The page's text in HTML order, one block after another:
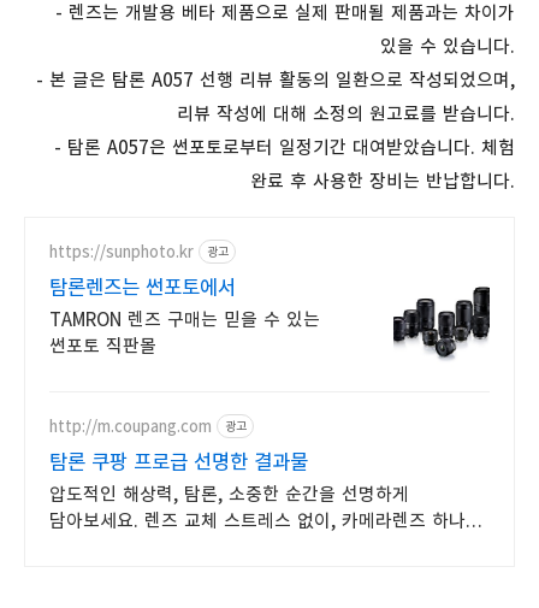
- 렌즈는 개발용 베타 제품으로 실제 판매될 제품과는 차이가
있을 수 있습니다.
- 본 글은 탐론 A057 선행 리뷰 활동의 일환으로 작성되었으며 ,
리뷰 작성에 대해 소정의 원고료를 받습니다.
- 탐론 A057은 썬포토로부터 일정기간 대여받았습니다. 체험
완료 후 사용한 장비는 반납합니다.
https://sunphoto.kr 광고
탐론렌즈는 썬포토에서
TAMRON 렌즈 구매는 믿을 수 있는
썬포토 직판몰
http://m.coupang.com 광고
탐론 쿠팡 프로급 선명한 결과물
압도적인 해상력, 탐론, 소중한 순간을 선명하게
담아보세요. 렌즈 교체 스트레스 없이, 카메라렌즈 하나로